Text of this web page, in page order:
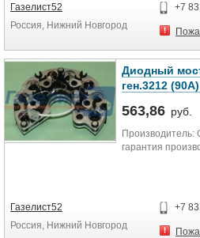
Газелист52
Россия, Нижний Новгород
+7
Диодный
ген.3212
563,86 руб.
Производитель:
гарантия
Газелист52
Россия, Нижний Новгород
+7